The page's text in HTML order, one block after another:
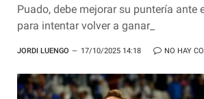
Puado, debe mejorar su puntería ante
para intentar volver a ganar_
JORDI LUENGO 17/10/2025 14:18 NO HAY